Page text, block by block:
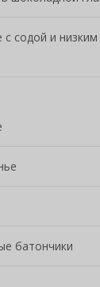
с содой и
батончики